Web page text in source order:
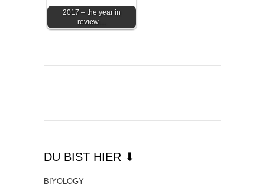
2017 – the year in
review…
DU BIST HIER ⬇
BIYOLOGY